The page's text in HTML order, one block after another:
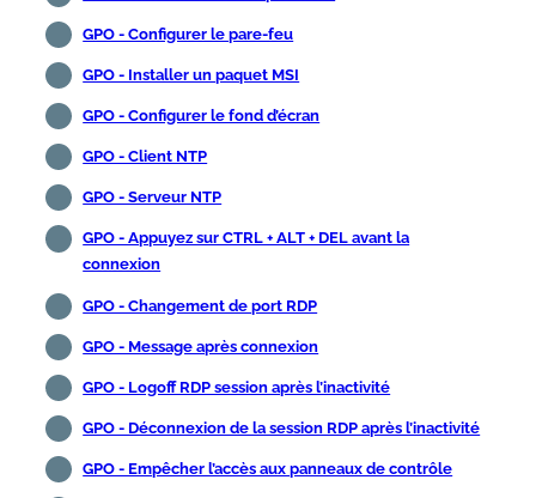
GPO - Configurer le pare-feu
GPO - Installer un paquet MSI
GPO - Configurer le fond d’écran
GPO - Client NTP
GPO - Serveur NTP
GPO - Appuyez sur CTRL + ALT + DEL avant la
connexion
GPO - Changement de port RDP
GPO - Message après connexion
GPO - Logoff RDP session après l’inactivité
GPO - Déconnexion de la session RDP après l’inactivité
GPO - Empêcher l’accès aux panneaux de contrôle